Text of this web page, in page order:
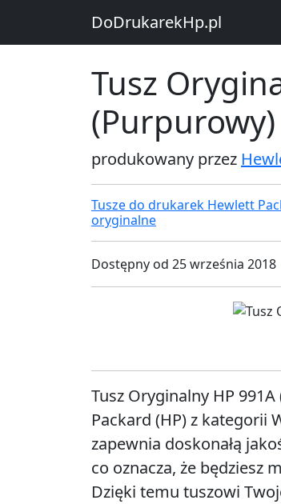
DoDrukarekHp.pl
Tusz
(Purpurowy)
produkowany przez
Tusze do drukarek Hewlett
oryginalne
Dostępny od 25 września 2018
Tusz Oryginalny HP
Packard (HP) z kategorii
zapewnia doskonałą
co oznacza, że będziesz
Dzięki temu tuszowi